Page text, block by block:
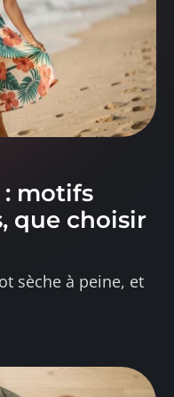
: motifs
que choisir
sèche à peine, et